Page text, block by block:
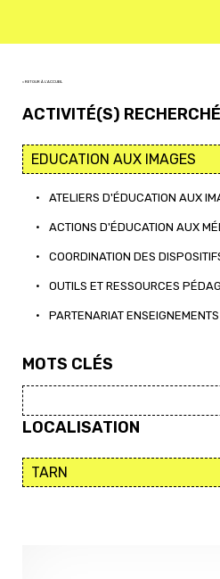
< RETOUR À L'ACCUEIL
ACTIVITÉ(S)
• ATELIERS D'ÉDUCATION AUX
• ACTIONS D'ÉDUCATION AUX
• COORDINATION DES
• OUTILS ET RESSOURCES
• PARTENARIAT
MOTS CLÉS
LOCALISATION